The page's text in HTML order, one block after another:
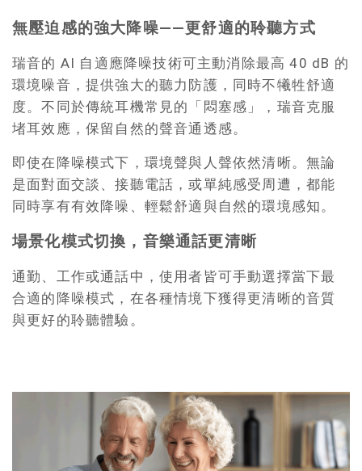
無壓迫感的強大降噪——更舒適的聆聽方式
瑞音的 AI 自適應降噪技術可主動消除最高 40 dB 的
環境噪音，提供強大的聽力防護，同時不犧牲舒適
度。不同於傳統耳機常見的「悶塞感」，瑞音克服
堵耳效應，保留自然的聲音通透感。
即使在降噪模式下，環境聲與人聲依然清晰。無論
是面對面交談、接聽電話，或單純感受周遭，都能
同時享有有效降噪、輕鬆舒適與自然的環境感知。
場景化模式切換，音樂通話更清晰
通勤、工作或通話中，使用者皆可手動選擇當下最
合適的降噪模式，在各種情境下獲得更清晰的音質
與更好的聆聽體驗。